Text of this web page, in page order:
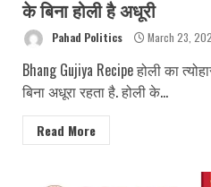
के बिना होली है अधूरी
Pahad Politics March 23,
Bhang Gujiya Recipe होली का
बिना अधूरा रहता है. होली के...
Read More